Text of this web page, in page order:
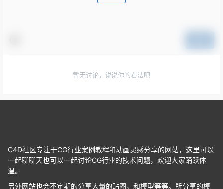
暂无讨论，说说你的看法吧
C4D社区专注于CG行业案例教程和动画灵感分享的网站，这里可以
一起聊聊天也可以一起讨论CG行业的技术问题，欢迎大家踊跃体
温。
另外网站也会不定期的分享大量的贴图，和模型等等。所分享的模